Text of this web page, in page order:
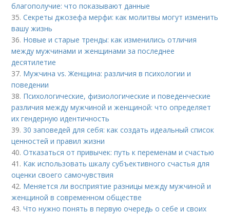
благополучие: что показывают данные
35.Секреты джозефа мерфи: как молитвы могут изменить
вашу жизнь
36. Новые и старые тренды: как изменились отличия
между мужчинами и женщинами за последнее
десятилетие
37. Мужчина vs. Женщина: различия в психологии и
поведении
38. Психологические, физиологические и поведенческие
различия между мужчиной и женщиной: что определяет
их гендерную идентичность
39. 30 заповедей для себя: как создать идеальный список
ценностей и правил жизни
40.Отказаться от привычек: путь к переменам и счастью
41. Как использовать шкалу субъективного счастья для
оценки своего самочувствия
42. Меняется ли восприятие разницы между мужчиной и
женщиной в современном обществе
43.Что нужно понять в первую очередь о себе и своих